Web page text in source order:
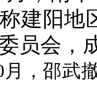
建阳地
员会，
月，邵武